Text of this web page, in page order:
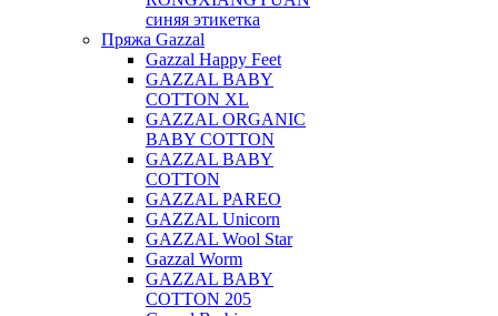
синяя этикетка
Пряжа Gazzal
Gazzal Happy Feet
GAZZAL BABY
COTTON XL
GAZZAL ORGANIC
BABY COTTON
GAZZAL BABY
COTTON
GAZZAL PAREO
GAZZAL Unicorn
GAZZAL Wool Star
Gazzal Worm
GAZZAL BABY
COTTON 205